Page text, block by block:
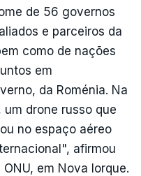
de 56 governos
e parceiros da
como de nações
em
da Roménia. Na
drone russo que
no espaço aéreo
afirmou
em Nova Iorque.